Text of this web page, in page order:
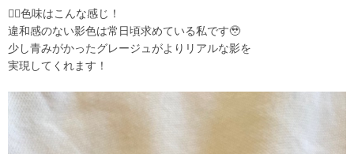
👆🏻色味はこんな感じ！
違和感のない影色は常日頃求めている私です🥹
少し青みがかったグレージュがよりリアルな影を
実現してくれます！